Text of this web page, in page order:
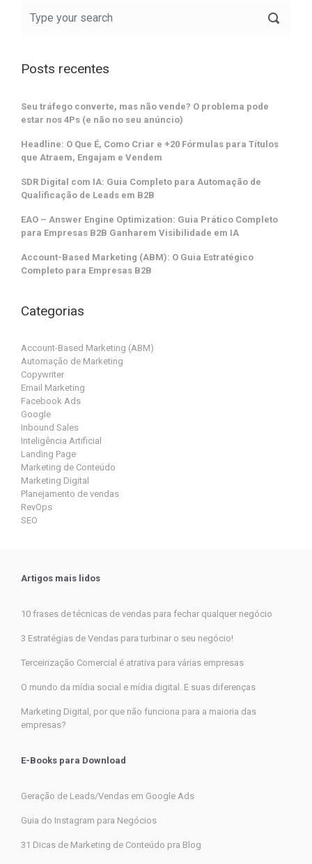
Posts recentes
Seu tráfego converte, mas não vende? O problema pode
estar nos 4Ps (e não no seu anúncio)
Headline: O Que É, Como Criar e +20 Fórmulas para Títulos
que Atraem, Engajam e Vendem
SDR Digital com IA: Guia Completo para Automação de
Qualificação de Leads em B2B
EAO – Answer Engine Optimization: Guia Prático Completo
para Empresas B2B Ganharem Visibilidade em IA
Account-Based Marketing (ABM): O Guia Estratégico
Completo para Empresas B2B
Categorias
Account-Based Marketing (ABM)
Automação de Marketing
Copywriter
Email Marketing
Facebook Ads
Google
Inbound Sales
Inteligência Artificial
Landing Page
Marketing de Conteúdo
Marketing Digital
Planejamento de vendas
RevOps
SEO
Artigos mais lidos
10 frases de técnicas de vendas para fechar qualquer negócio
3 Estratégias de Vendas para turbinar o seu negócio!
Terceirização Comercial é atrativa para várias empresas
O mundo da mídia social e mídia digital. E suas diferenças
Marketing Digital, por que não funciona para a maioria das
empresas?
E-Books para Download
Geração de Leads/Vendas em Google Ads
Guia do Instagram para Negócios
31 Dicas de Marketing de Conteúdo pra Blog